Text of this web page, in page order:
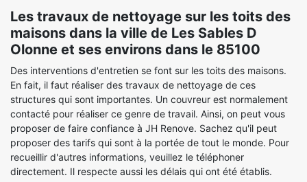
Les travaux de nettoyage sur les toits des
maisons dans la ville de Les Sables D
Olonne et ses environs dans le 85100
Des interventions d'entretien se font sur les toits des maisons.
En fait, il faut réaliser des travaux de nettoyage de ces
structures qui sont importantes. Un couvreur est normalement
contacté pour réaliser ce genre de travail. Ainsi, on peut vous
proposer de faire confiance à JH Renove. Sachez qu'il peut
proposer des tarifs qui sont à la portée de tout le monde. Pour
recueillir d'autres informations, veuillez le téléphoner
directement. Il respecte aussi les délais qui ont été établis.